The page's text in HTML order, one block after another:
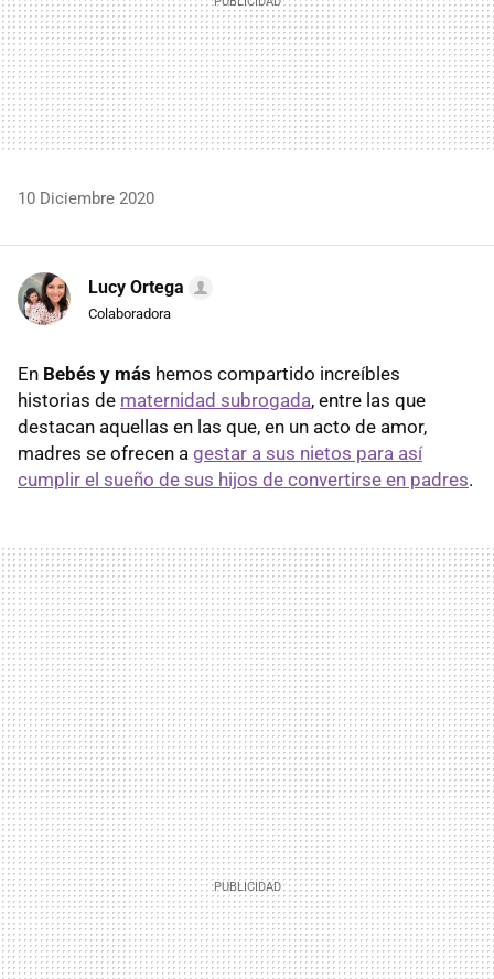
10 Diciembre 2020
Lucy Ortega
Colaboradora
En Bebés y más hemos compartido increíbles
historias de maternidad subrogada, entre las que
destacan aquellas en las que, en un acto de amor,
madres se ofrecen a gestar a sus nietos para así
cumplir el sueño de sus hijos de convertirse en padres.